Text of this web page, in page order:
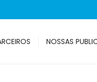
NOSSAS